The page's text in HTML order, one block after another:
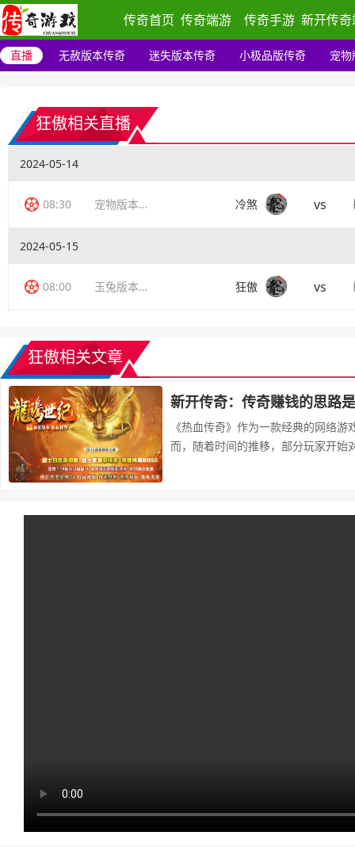
传奇首页 传奇端游 传奇手游 新开传
直播 无赦版本传奇 迷失版本传奇 小极品版传奇 宠
狂傲相关直播
2024-05-14
08:30 宠物版本传奇 冷煞 vs
2024-05-15
08:00 玉兔版本传奇 狂傲 vs
狂傲相关文章
新开传奇：传奇赚钱的思路
《热血传奇》作为一款经典的网络
而，随着时间的推移，部分玩家开始